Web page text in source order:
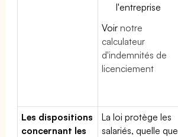
l'entreprise
Voirnotre
calculateur
d'indemnités de
licenciement
Les dispositions
concernant les
La loi protège les
salariés, quelle que